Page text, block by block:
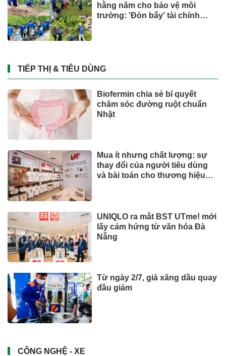
hằng năm cho bảo vệ môi
trường: 'Đòn bẩy' tài chính
TIẾP THỊ & TIÊU DÙNG
Biofermin chia sẻ bí quyết
chăm sóc đường ruột chuẩn
Nhật
Mua ít nhưng chất lượng: sự
thay đổi của người tiêu dùng
và bài toán cho thương hiệu
UNIQLO ra mắt BST UTme! mới
lấy cảm hứng từ văn hóa Đà
Nẵng
Từ ngày 2/7, giá xăng dầu quay
đầu giảm
CÔNG NGHỆ - XE